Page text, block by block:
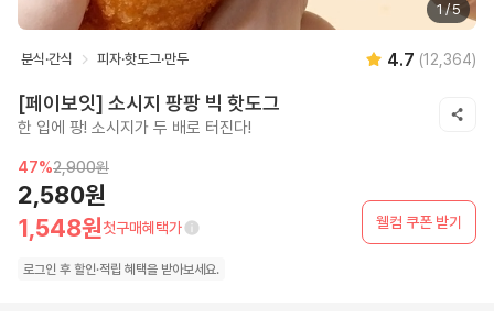
1/5
분식·간식 피자·핫도그·만두 4.7 (12,364)
[페이보잇] 소시지 팡팡 빅 핫도그
한 입에 팡! 소시지가 두 배로 터진다!
47%2,900원
2,580원
1,548원첫구매혜택가 웰컴 쿠폰 받기
로그인 후 할인·적립 혜택을 받아보세요.